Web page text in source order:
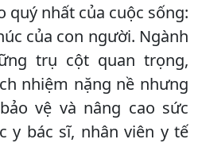
quý nhất của cuộc sống:
của con người. Ngành
trụ cột quan trọng,
nhiệm nặng nề nhưng
vệ và nâng cao sức
y bác sĩ, nhân viên y tế